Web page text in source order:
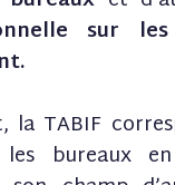
sur
la TABIF
bureaux en